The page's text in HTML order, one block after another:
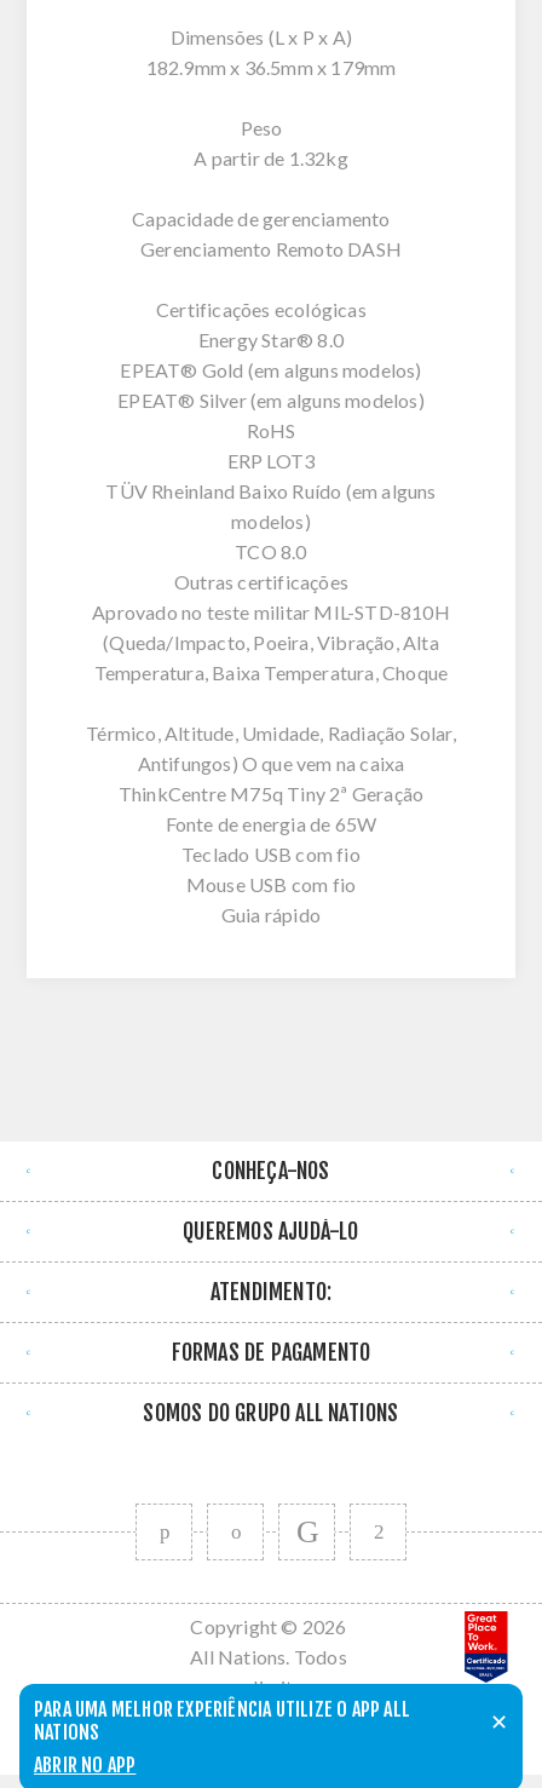
PARA UMA MELHOR EXPERIÊNCIA UTILIZE O APP ALL
NATIONS
✕
ABRIR NO APP
Dimensões (L x P x A)
182.9mm x 36.5mm x 179mm
Peso
A partir de 1.32kg
Capacidade de gerenciamento
Gerenciamento Remoto DASH
Certificações ecológicas
Energy Star® 8.0
EPEAT® Gold (em alguns modelos)
EPEAT® Silver (em alguns modelos)
RoHS
ERP LOT3
TÜV Rheinland Baixo Ruído (em alguns
modelos)
TCO 8.0
Outras certificações
Aprovado no teste militar MIL-STD-810H
(Queda/Impacto, Poeira, Vibração, Alta
Temperatura, Baixa Temperatura, Choque
Térmico, Altitude, Umidade, Radiação Solar,
Antifungos) O que vem na caixa
ThinkCentre M75q Tiny 2ª Geração
Fonte de energia de 65W
Teclado USB com fio
Mouse USB com fio
Guia rápido
CONHEÇA-NOS
QUEREMOS AJUDÁ-LO
ATENDIMENTO:
FORMAS DE PAGAMENTO
SOMOS DO GRUPO ALL NATIONS
Copyright © 2026
All Nations. Todos
os direitos
reservados.